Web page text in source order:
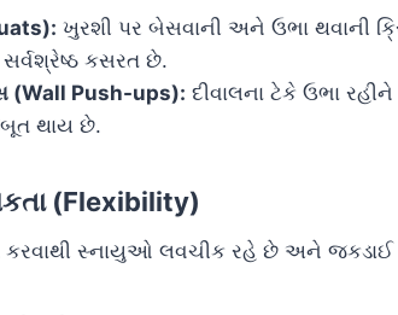
ખુરશી પર બેસવાની અને ઉભા થવાની
કસરત છે.
(Wall Push-ups): દીવાલના ટેકે ઉભા
થાય છે.
(Flexibility)
સ્નાયુઓ લવચીક રહે છે અને જકડાઈ